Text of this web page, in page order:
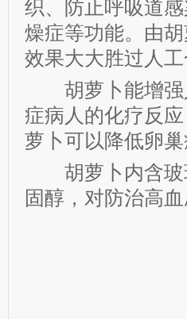
织、防止呼吸道
燥症等功能。由
效果大大胜过人工
胡萝卜能增强
症病人的化疗反
萝卜可以降低卵巢
胡萝卜内含玻
固醇，对防治高血